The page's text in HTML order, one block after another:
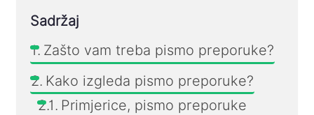
Sadržaj
Zašto vam treba pismo preporuke?
Kako izgleda pismo preporuke?
Primjerice, pismo preporuke